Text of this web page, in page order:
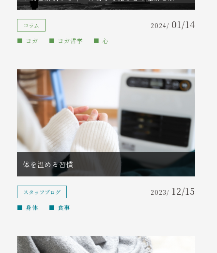
コラム 2024/ 01/14
ヨガ ヨガ哲学 心
スタッフブログ 2023/ 12/15
身体 食事
体を温める習慣